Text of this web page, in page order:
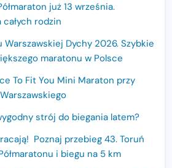
już 13 września.
rodzin
Warszawskiej Dychy 2026. Szybkie
maratonu w Polsce
To Fit You Mini Maraton przy
strój do biegania latem?
Poznaj przebieg 43. Toruń
i biegu na 5 km